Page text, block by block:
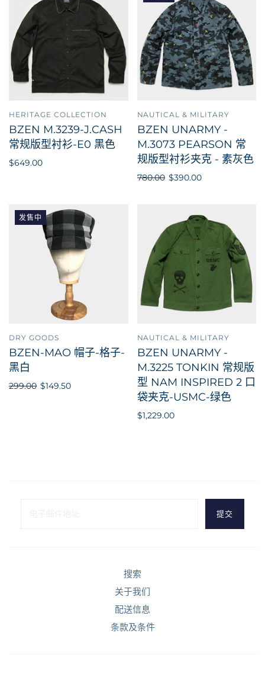
HERITAGE COLLECTION
BZEN M.3239-J.CASH
常规版型衬衫-E0 黑色
$649.00
NAUTICAL & MILITARY
BZEN UNARMY -
M.3073 PEARSON 常
规版型衬衫夹克 - 素灰色
780.00 $390.00
发售中
DRY GOODS
BZEN-MAO 帽子-格子-
黑白
299.00 $149.50
NAUTICAL & MILITARY
BZEN UNARMY -
M.3225 TONKIN 常规版
型 NAM INSPIRED 2 口
袋夹克-USMC-绿色
$1,229.00
搜索
关于我们
配送信息
条款及条件